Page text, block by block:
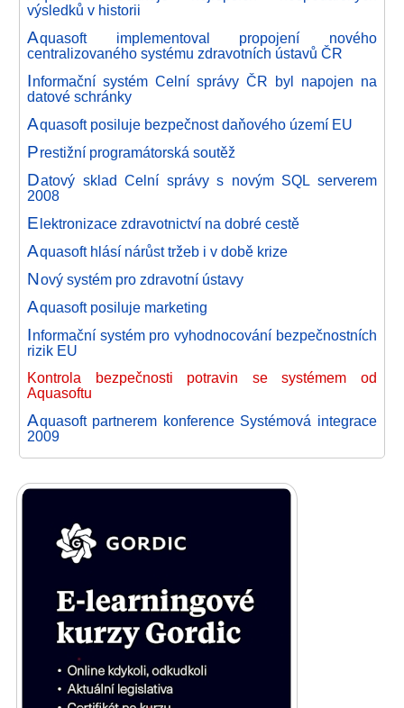
výsledků v historii
Aquasoft implementoval propojení nového
centralizovaného systému zdravotních ústavů ČR
Informační systém Celní správy ČR byl napojen na
datové schránky
Aquasoft posiluje bezpečnost daňového území EU
Prestižní programátorská soutěž
Datový sklad Celní správy s novým SQL serverem
2008
Elektronizace zdravotnictví na dobré cestě
Aquasoft hlásí nárůst tržeb i v době krize
Nový systém pro zdravotní ústavy
Aquasoft posiluje marketing
Informační systém pro vyhodnocování bezpečnostních
rizik EU
Kontrola bezpečnosti potravin se systémem od
Aquasoftu
Aquasoft partnerem konference Systémová integrace
2009